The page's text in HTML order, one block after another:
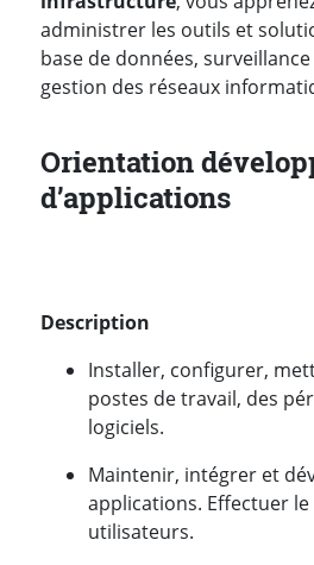
administrer les outils et
base de données,
gestion des réseaux
Orientation
d’applications
Description
Installer, configurer,
postes de travail, des
logiciels.
Maintenir, intégrer et
applications. Effectuer
utilisateurs.